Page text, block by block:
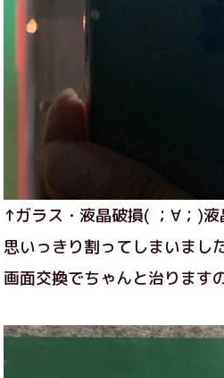
↑ガラス・液晶破損( ；∀；)液
思いっきり割ってしまいまし
画面交換でちゃんと治ります